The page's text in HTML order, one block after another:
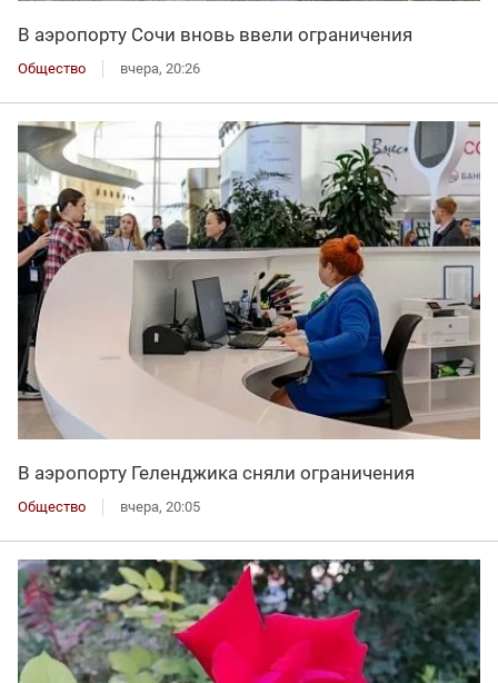
В аэропорту Сочи вновь ввели ограничения
Общество вчера, 20:26
В аэропорту Геленджика сняли ограничения
Общество вчера, 20:05